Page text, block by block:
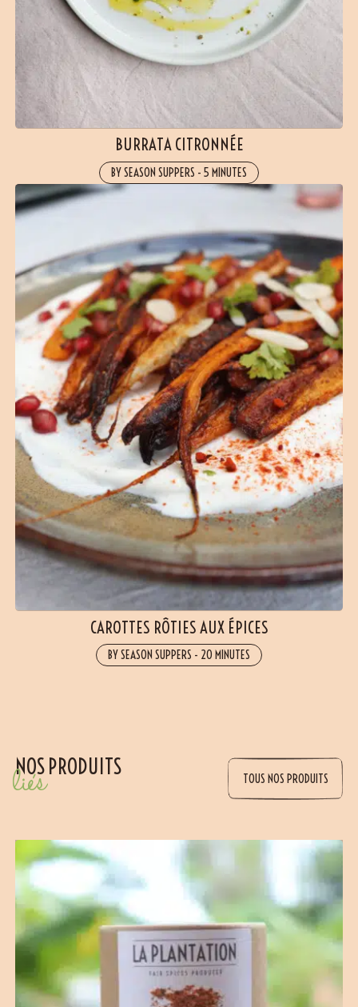
BURRATA CITRONNÉE
BY SEASON SUPPERS - 5 MINUTES
CAROTTES RÔTIES AUX ÉPICES
BY SEASON SUPPERS - 20 MINUTES
NOS PRODUITS
liés TOUS NOS PRODUITS